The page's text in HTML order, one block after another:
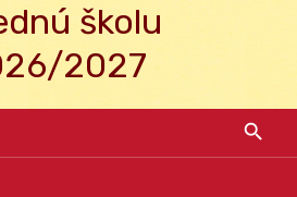
školu
2027